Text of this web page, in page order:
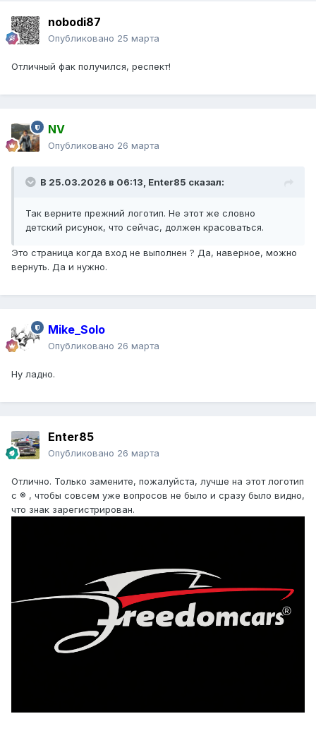
nobodi87
Опубликовано 25 марта
Отличный фак получился, респект!
NV
Опубликовано 26 марта
В 25.03.2026 в 06:13, Enter85 сказал:
Так верните прежний логотип. Не этот же словно
детский рисунок, что сейчас, должен красоваться.
Это страница когда вход не выполнен ? Да, наверное, можно
вернуть. Да и нужно.
Mike_Solo
Опубликовано 26 марта
Ну ладно.
Enter85
Опубликовано 26 марта
Отлично. Только замените, пожалуйста, лучше на этот логотип
с ® , чтобы совсем уже вопросов не было и сразу было видно,
что знак зарегистрирован.